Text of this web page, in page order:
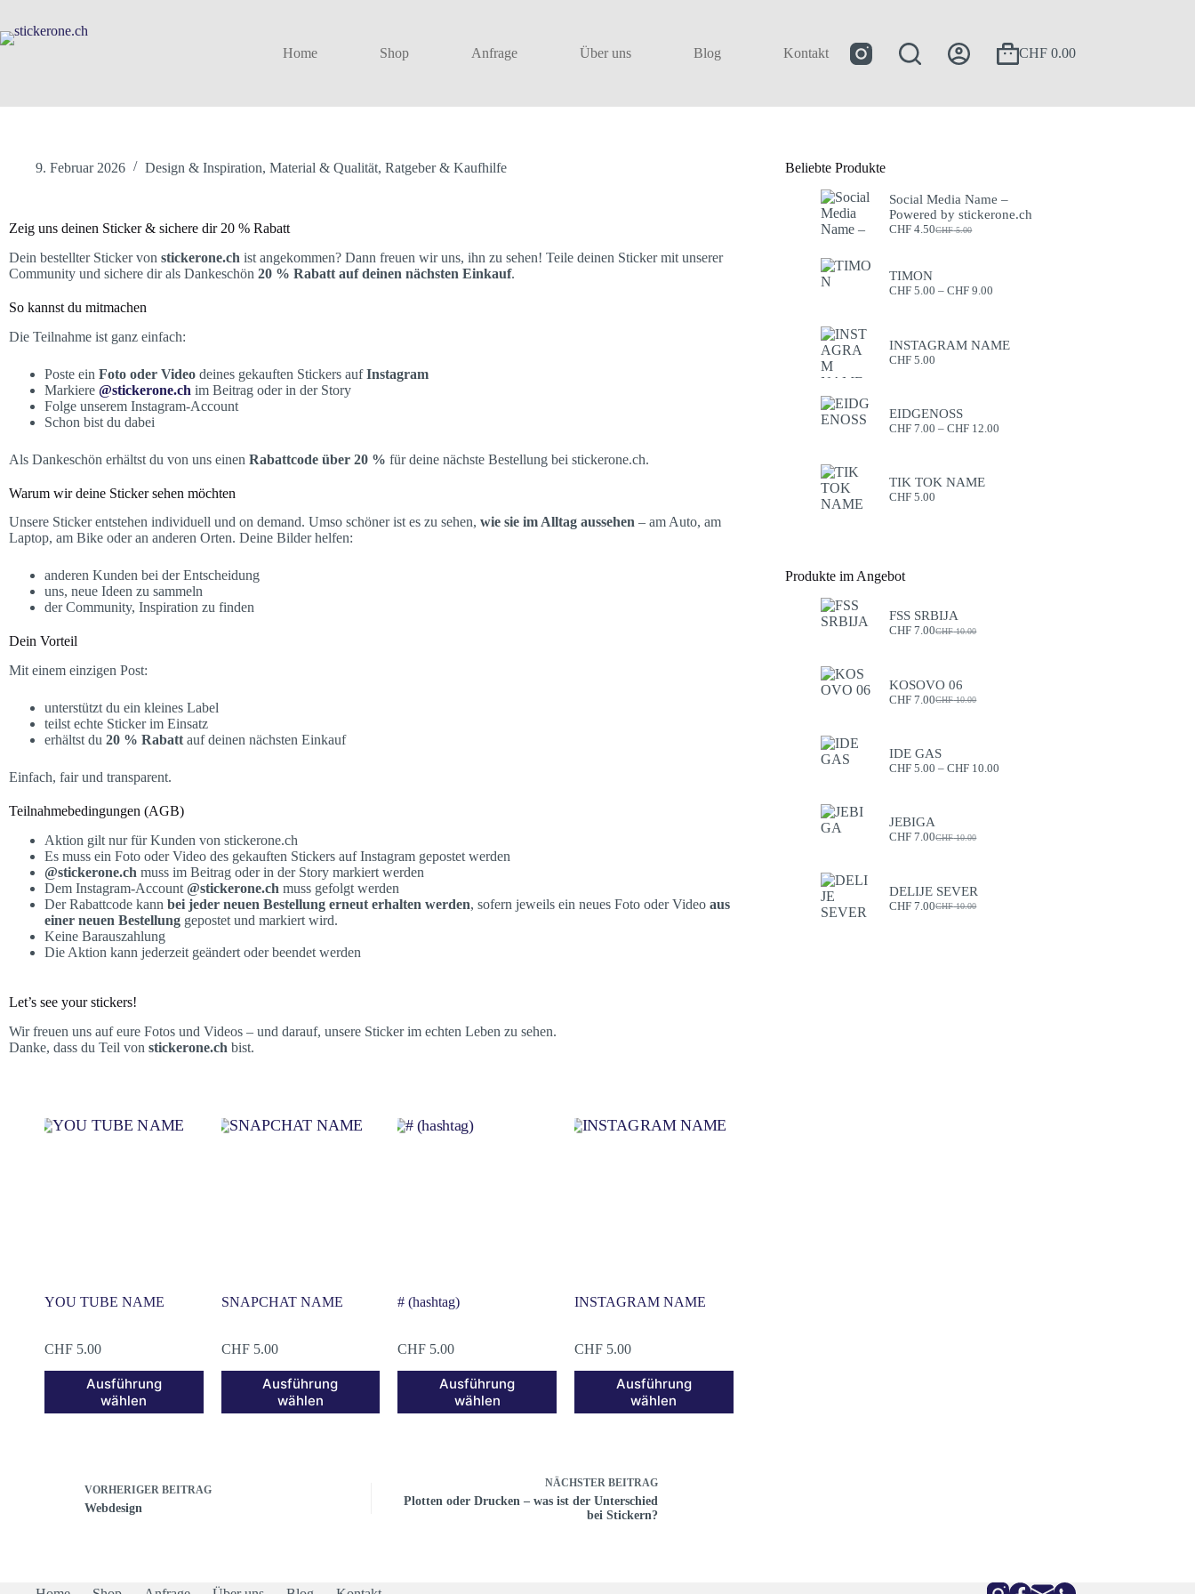
Home Shop Anfrage Über uns Blog Kontakt CHF0.00
9. Februar 2026 Design & Inspiration, Material & Qualität, Ratgeber & Kaufhilfe
Zeig uns deinen Sticker & sichere dir 20 % Rabatt
Dein bestellter Sticker von stickerone.ch ist angekommen? Dann freuen wir uns, ihn zu sehen! Teile deinen Sticker mit unserer
Community und sichere dir als Dankeschön 20 % Rabatt auf deinen nächsten Einkauf.
So kannst du mitmachen
Die Teilnahme ist ganz einfach:
Poste ein Foto oder Video deines gekauften Stickers aufInstagram
Markiere @stickerone.ch im Beitrag oder in der Story
Folge unserem Instagram-Account
Schon bist du dabei
Als Dankeschön erhältst du von uns einen Rabattcode über 20 % für deine nächste Bestellung bei stickerone.ch.
Warum wir deine Sticker sehen möchten
Unsere Sticker entstehen individuell und on demand. Umso schöner ist es zu sehen, wie sie im Alltag aussehen – am Auto, am
Laptop, am Bike oder an anderen Orten. Deine Bilder helfen:
anderen Kunden bei der Entscheidung
uns, neue Ideen zu sammeln
der Community, Inspiration zu finden
Dein Vorteil
Mit einem einzigen Post:
unterstützt du ein kleines Label
teilst echte Sticker im Einsatz
erhältst du 20 % Rabatt auf deinen nächsten Einkauf
Einfach, fair und transparent.
Teilnahmebedingungen (AGB)
Aktion gilt nur für Kunden von stickerone.ch
Es muss ein Foto oder Video des gekauften Stickers auf Instagram gepostet werden
@stickerone.ch muss im Beitrag oder in der Story markiert werden
Dem Instagram-Account @stickerone.ch muss gefolgt werden
Der Rabattcode kann bei jeder neuen Bestellung erneut erhalten werden, sofern jeweils ein neues Foto oder Video aus
einer neuen Bestellung gepostet und markiert wird.
Keine Barauszahlung
Die Aktion kann jederzeit geändert oder beendet werden
Let’s see your stickers!
Wir freuen uns auf eure Fotos und Videos – und darauf, unsere Sticker im echten Leben zu sehen.
Danke, dass du Teil von stickerone.ch bist.
YOU TUBE NAME
CHF 5.00
Ausführung
wählen
SNAPCHAT NAME
CHF5.00
Ausführung
wählen
# (hashtag)
CHF 5.00
Ausführung
wählen
INSTAGRAM NAME
CHF5.00
Ausführung
wählen
VORHERIGER BEITRAG
Webdesign
NÄCHSTER BEITRAG
Plotten oder Drucken – was ist der Unterschied
bei Stickern?
Beliebte Produkte
Social Media Name –
Powered by stickerone.ch
CHF5.00
CHF 4.50
TIMON
CHF 5.00 –CHF 9.00
INSTAGRAM NAME
CHF 5.00
EIDGENOSS
CHF 7.00 –CHF 12.00
TIK TOK NAME
CHF 5.00
Produkte im Angebot
FSS SRBIJA
CHF10.00
CHF 7.00
KOSOVO 06
CHF10.00
CHF 7.00
IDE GAS
CHF 5.00 –CHF 10.00
JEBIGA
CHF10.00
CHF 7.00
DELIJE SEVER
CHF10.00
CHF 7.00